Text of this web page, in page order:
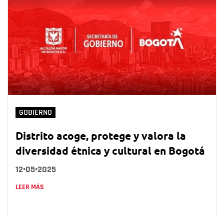
GOBIERNO
Distrito acoge, protege y valora la
diversidad étnica y cultural en Bogotá
12•05•2025
LEER MÁS